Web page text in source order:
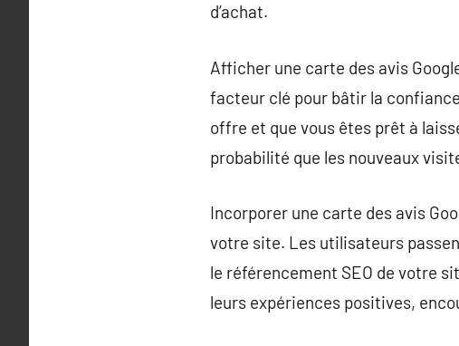
d’achat.
Afficher une carte des avis
facteur clé pour bâtir la
offre et que vous êtes prêt à
probabilité que les nouveaux
Incorporer une carte des avis
votre site. Les utilisateurs
le référencement SEO de votre
leurs expériences positives,